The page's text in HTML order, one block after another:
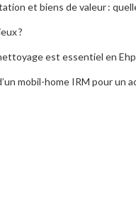
et biens de valeur :
?
est essentiel en
mobil-home IRM pour un